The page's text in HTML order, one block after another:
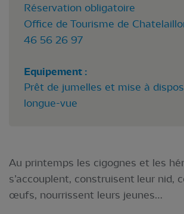
Réservation obligatoire
Office de Tourisme de
46 56 26 97
Equipement :
Prêt de jumelles et mise à
longue-vue
Au printemps les cigognes et les
s’accouplent, construisent leur nid,
œufs, nourrissent leurs jeunes…